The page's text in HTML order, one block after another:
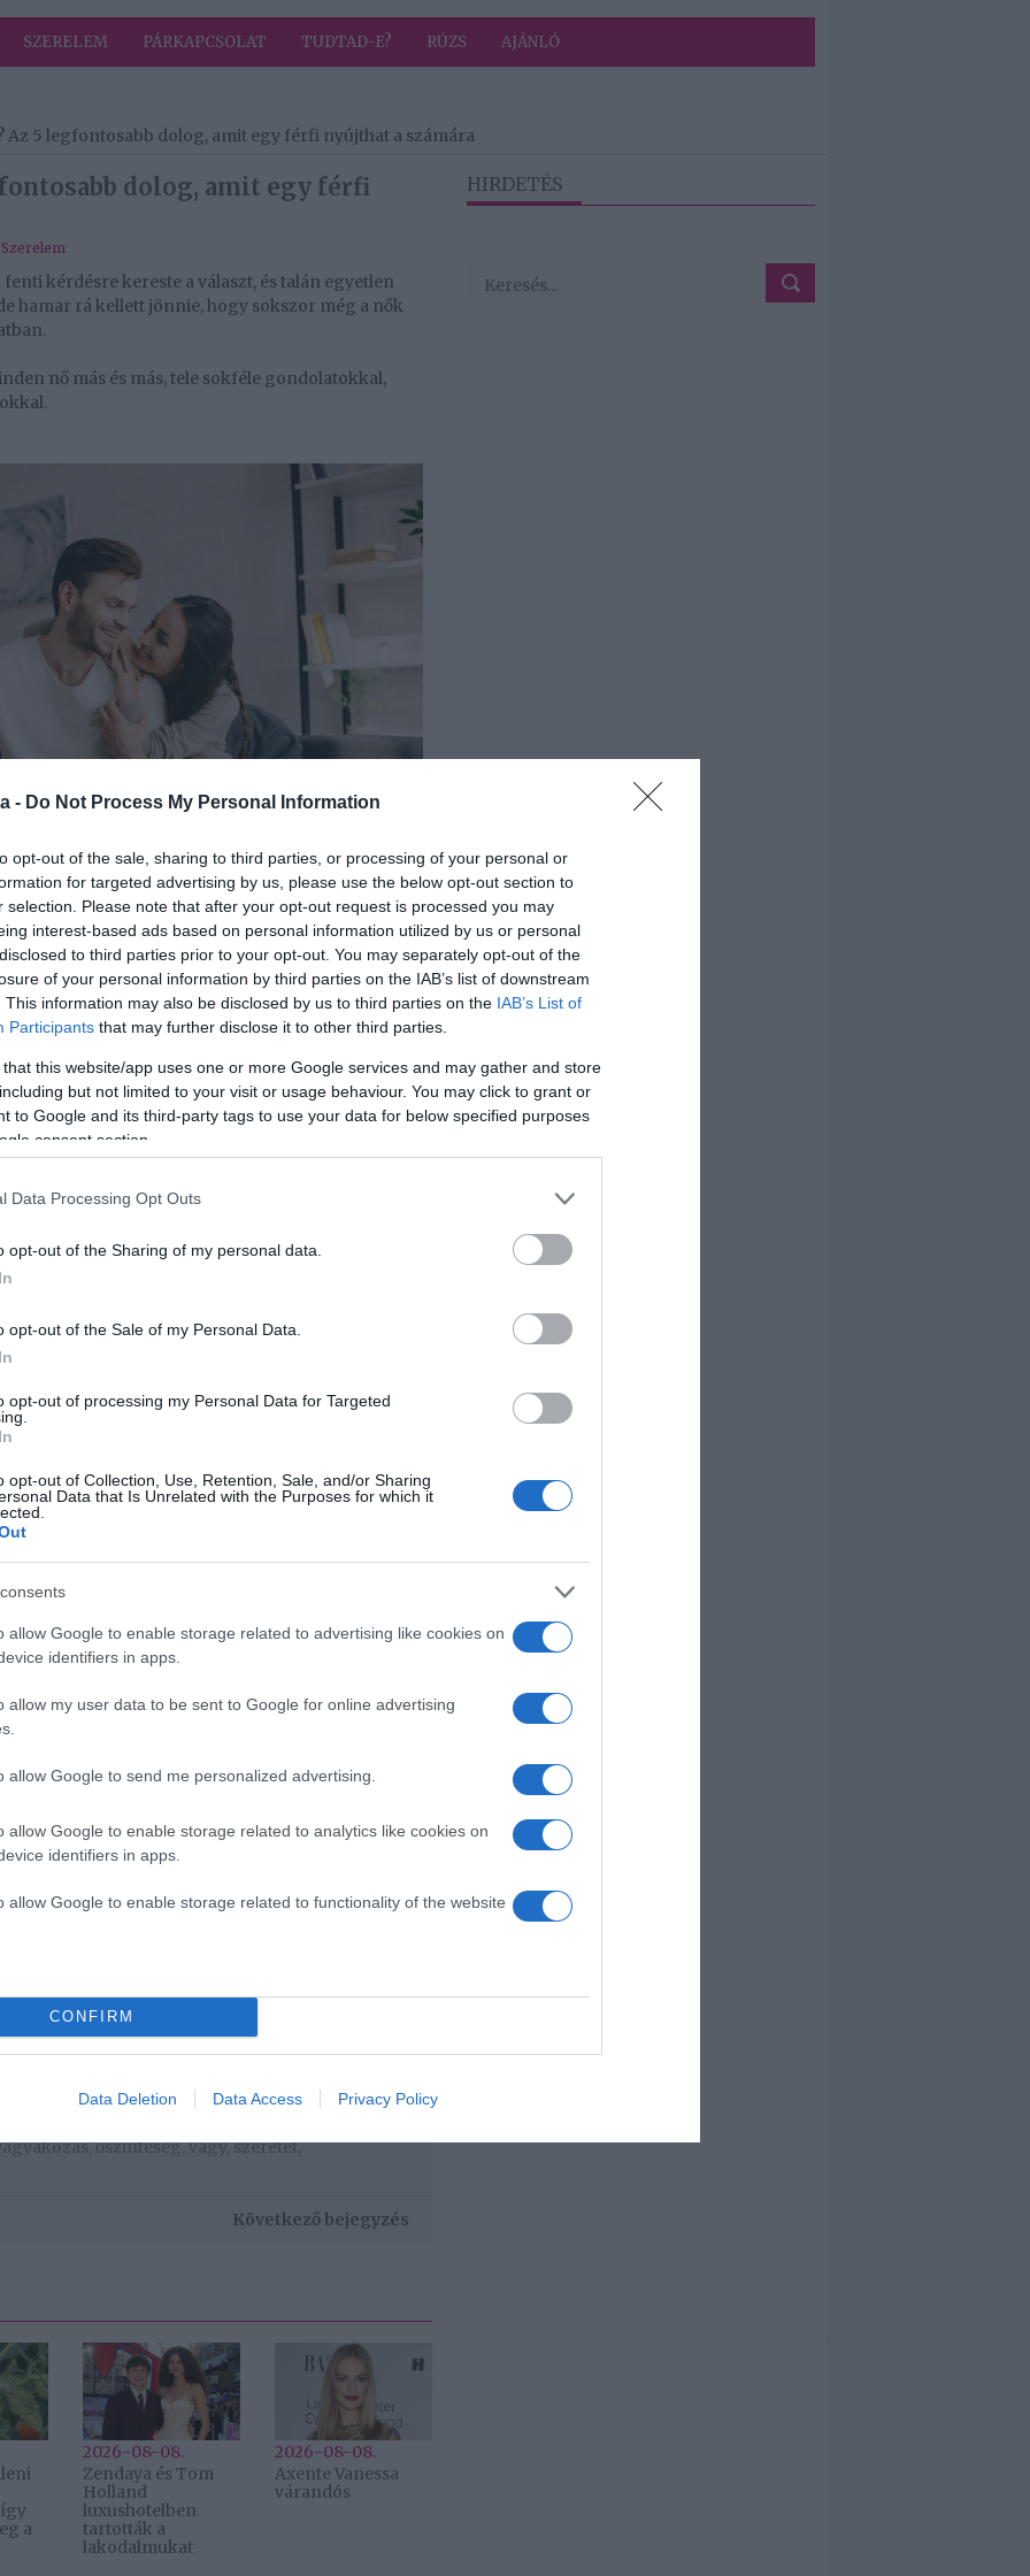
- Do Not Process My Personal Information
opt-out of the sale, sharing to third parties, or processing of your personal or
for targeted advertising by us, please use the below opt-out section to
selection. Please note that after your opt-out request is processed you may
interest-based ads based on personal information utilized by us or personal
to third parties prior to your opt-out. You may separately opt-out of the
of your personal information by third parties on the IAB’s list of downstream
This information may also be disclosed by us to third parties on the IAB’s List of
Participants that may further disclose it to other third parties.
that this website/app uses one or more Google services and may gather and store
but not limited to your visit or usage behaviour. You may click to grant or
to Google and its third-party tags to use your data for below specified purposes
consent section.
Data Processing Opt Outs
opt-out of the Sharing of my personal data.
opt-out of the Sale of my Personal Data.
opt-out of processing my Personal Data for Targeted
opt-out of Collection, Use, Retention, Sale, and/or Sharing
Data that Is Unrelated with the Purposes for which it
allow Google to enable storage related to advertising like cookies on
identifiers in apps.
allow my user data to be sent to Google for online advertising
allow Google to send me personalized advertising.
allow Google to enable storage related to analytics like cookies on
identifiers in apps.
allow Google to enable storage related to functionality of the website
CONFIRM
Data Deletion Data Access Privacy Policy
SZERELEM PÁRKAPCSOLAT TUDTAD-E? RÚZS AJÁNLÓ
Az 5 legfontosabb dolog, amit egy férfi nyújthat a számára
dolog, amit egy férfi
Szerelem
kérdésre kereste a választ, és talán egyetlen
hamar rá kellett jönnie, hogy sokszor még a nők
nő más és más, tele sokféle gondolatokkal,
vágysz egy férfitől? Most mondhatnád, hogy ez
legtöbben ugyanazt az 5 dolgot szeretnénk.
róla!
egyedül a házasságot kell érteni. Sokfélék vagyunk,
gyerekeket szülni. De párkapcsolatra szinte
alapja, hogy mindketten kifejezzétek,
és hogy kölcsönösen számíthattok egymásra
ha mindketten bíztok a másikban, feltétel nélkül. Ez
sok rossz tapasztalatot hozunk a múltunkból,
és befogadóak legyünk egy új partner irányába.
annál közelebb kerülhettek ehhez is.
másik reakciójától nehezen mutatjuk ki érzéseinket,
szeretnénk. De a korábban említett bizalom
egymáshoz, az első pillanattól kezdve.
és becsülje, és ez minden megnyilvánulásában
amikor üzenet ír, amikor megérint, minden
a listában, de itt a végén talán még hangsúlyosabb.
arra, hogy szeressék, és hogy
csak akkor vezet boldog és
egyszerre teljesül.
,őszinteség,vágy,szeretet,
Következő bejegyzés
a
2026-08-08.
Zendaya és Tom
Holland
luxushotelben
tartották a
lakodalmukat
2026-08-08.
Axente Vanessa
várandós
HIRDETÉS